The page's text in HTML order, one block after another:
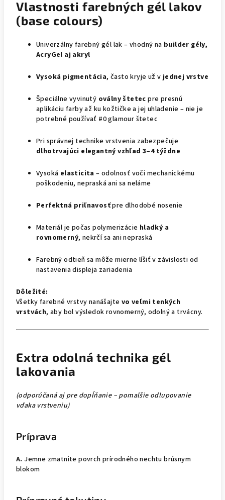
Vlastnosti farebných gél lakov
(base colours)
Univerzálny farebný gél lak – vhodný na builder gély,
AcryGel aj akryl
Vysoká pigmentácia, často kryje už vjednej vrstve
Špeciálne vyvinutý oválny štetec pre presnú
aplikáciu farby až ku kožtičke a jej uhladenie – nie je
potrebné používať #0 glamour štetec
Pri správnej technike vrstvenia zabezpečuje
dlhotrvajúci elegantný vzhľad 3–4 týždne
Vysoká elasticita – odolnosť voči mechanickému
poškodeniu, nepraská ani sa neláme
Perfektná priľnavosťpre dlhodobé nosenie
Materiál je počas polymerizácie hladký a
rovnomerný, nekrčí sa ani nepraská
Farebný odtieň sa môže mierne líšiť v závislosti od
nastavenia displeja zariadenia
Dôležité:
Všetky farebné vrstvy nanášajte vo veľmi tenkých
vrstvách, aby bol výsledok rovnomerný, odolný a trvácny.
Extra odolná technika gél
lakovania
(odporúčaná aj pre dopĺňanie – pomalšie odlupovanie
vďaka vrstveniu)
Príprava
A. Jemne zmatnite povrch prírodného nechtu brúsnym
blokom